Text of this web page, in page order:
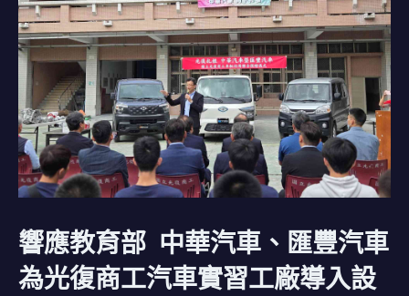
響應教育部 中華汽車、匯豐汽車
為光復商工汽車實習工廠導入設